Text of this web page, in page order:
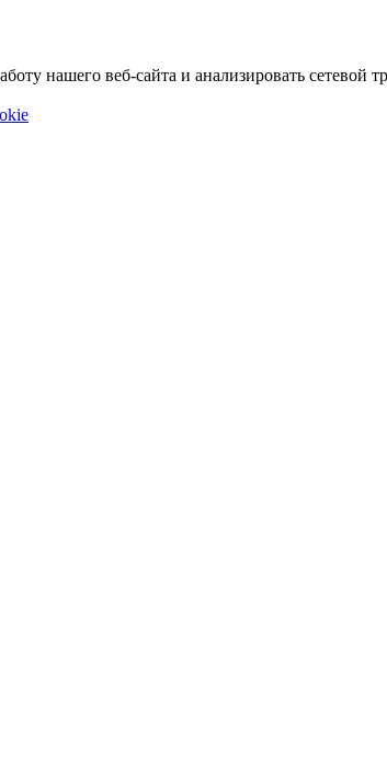
нашего веб-сайта и анализировать сетевой